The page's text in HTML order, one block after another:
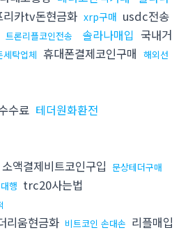
리카tv돈현금화 xrp구매 usdc전송
트론리플코인전송 솔라나매입 국내거
세탁업체 휴대폰결제코인구매 해외선
수료 테더원화환전
소액결제비트코인구입 문상테더구매
행 trc20사는법
리움현금화 비트코인 손대손 리플매입